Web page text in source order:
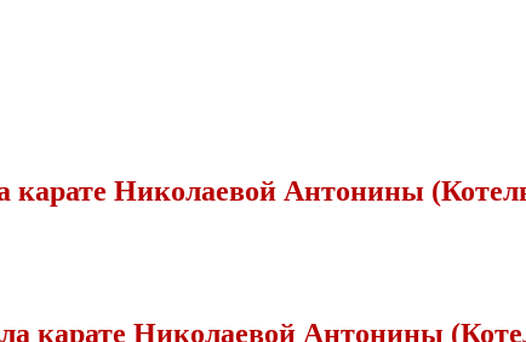
карате Николаевой Антонины
карате Николаевой Антонины